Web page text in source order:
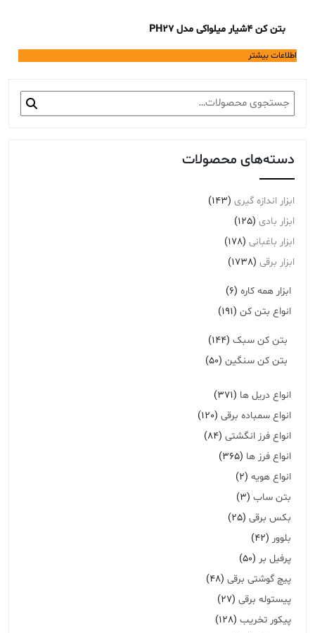
بتن کن 4شیار میلواکی مدل PH27
اطلاعات بیشتر
جستجو
برای:
دسته‌های محصولات
ابزار اندازه گیری (143)
ابزار بادی (125)
ابزار باغبانی (178)
ابزار برقی (1738)
ابزار همه کاره (6)
انواع بتن کن (191)
بتن کن سبک (144)
بتن کن سنگین (50)
انواع دریل ها (371)
انواع سمباده برقی (120)
انواع فرز انگشتی (84)
انواع فرز ها (365)
انواع هویه (2)
بتن ساب (3)
بکس برقی (25)
بلوور (42)
پرفیل بر (50)
پیچ گوشتی برقی (48)
پیستوله برقی (27)
پیکور تخریب (128)